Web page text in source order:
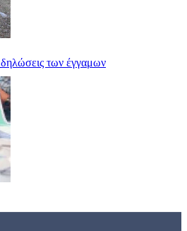
δηλώσεις των έγγαμων